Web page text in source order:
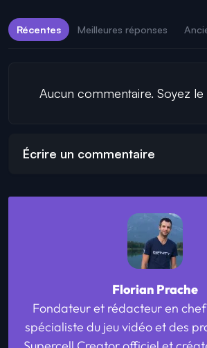
Récentes Meilleures réponses
Aucun commentaire. Soyez le
Écrire un commentaire
Florian Prache
Fondateur et rédacteur en
spécialiste du jeu vidéo et des